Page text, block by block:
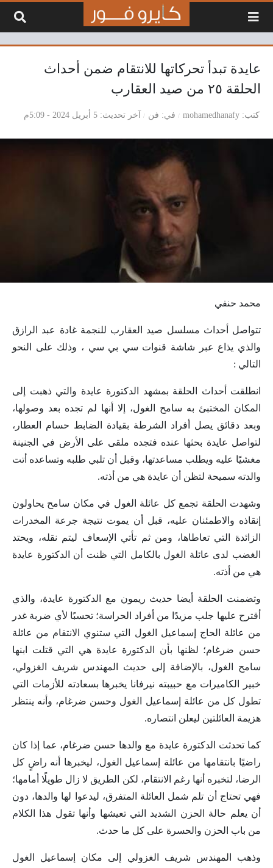
عايدة تبدأ تحركاتها للانتقام ضمن أحداث
الحلقة ٢٥ من صيد العقارب
كتب mohamedhanafy في فن آخر تحديث 5 أبريل 2024 - 5:09م
محمد حنفي
تتواصل أحداث مسلسل صيد العقارب للنجمة غادة عبد الرازق
والذي يذاع عبر شاشة قنوات سي بي سي ، وذلك على النحو
التالي :
انطلقت أحداث الحلقة بمشهد الدكتورة عايدة والتي ذهبت إلى
المكان المختبئ به سامح الغول، إلا أنها لم تجده بعد وصولها،
وبعد دقائق يصل أفراد الشرطة بقيادة الضابط حسام العطار،
لتواصل عايدة بحثها عنده فتجده ملقى على الأرض في الجنينة
مغشيًا عليه ويطلب مساعدتها، وقبل أن تلبي طلبه وتساعده أتت
والدته سميحة لتظن أن عايدة هي من أذته.
وشهدت الحلقة تجمع كل عائلة الغول في مكان سامح يحاولون
إنقاذه والاطمئنان عليه، قبل أن يموت نتيجة جرعة المخدرات
الزائدة التي تعاطاها، ومن ثم تأتي الإسعاف ليتم نقله، ويحتد
الغضب لدى عائلة الغول بالكامل التي ظنت أن الدكتورة عايدة
هي من أذته.
وتضمنت الحلقة أيضا حديث ريمون مع الدكتورة عايدة، والذي
أقترح عليها جلب مزيدًا من أفراد الحراسة؛ تحسبًا لأي ضربة غدر
من عائلة الحاج إسماعيل الغول التي ستنوي الانتقام من عائلة
حسن ضرغام؛ لظنها بأن الدكتورة عايدة هي التي قتلت ابنها
سامح الغول، بالإضافة إلى حديث المهندس شريف الغزولي،
خبير الكاميرات مع حبيبته نيرفانا يخبرها بسعادته للأزمات التي
تطول كل من عائلة إسماعيل الغول وحسن ضرغام، وأنه ينتظر
هزيمة العائلتين ليعلن انتصاره.
كما تحدثت الدكتورة عايدة مع والدها حسن ضرغام، عما إذا كان
راضيًا بانتقامها من عائلة إسماعيل الغول، ليخبرها أنه راضٍ كل
الرضا، لتخبره أنها رغم الانتقام، لكن الطريق لا زال طويلًا أمامها؛
فهي تحتاج أن تلم شمل العائلة المتفرق، ليدعوا لها والدها، دون
أن يعلم حالة الحزن الشديد التي تعيشها وأنها تقول هذا الكلام
من باب الحزن والحسرة على كل ما حدث.
وذهب المهندس شريف الغزولي إلى مكان إسماعيل الغول